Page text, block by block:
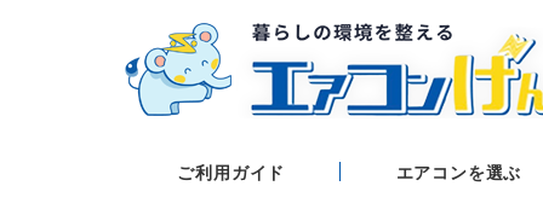
ご利用ガイド エアコンを選ぶ